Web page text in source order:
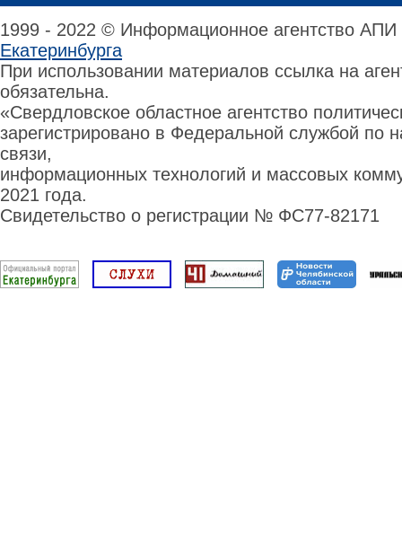
1999 - 2022 © Информационное агентство
Екатеринбурга
При использовании материалов ссылка на
обязательна.
«Свердловское областное агентство
зарегистрировано в Федеральной службой по
связи,
информационных технологий и массовых
2021 года.
Свидетельство о регистрации № ФС77-82171